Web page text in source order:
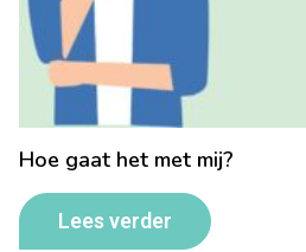
Hoe gaat het met mij?
Lees verder